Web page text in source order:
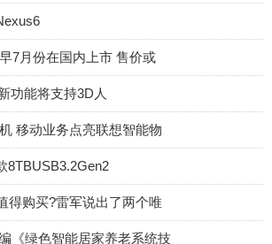
7月份在国内上市 售价或
功能将支持3D人
移动业务点亮联想智能物
8TBUSB3.2Gen2
得购买?雷军说出了两个唯
《绿色智能居家养老系统技